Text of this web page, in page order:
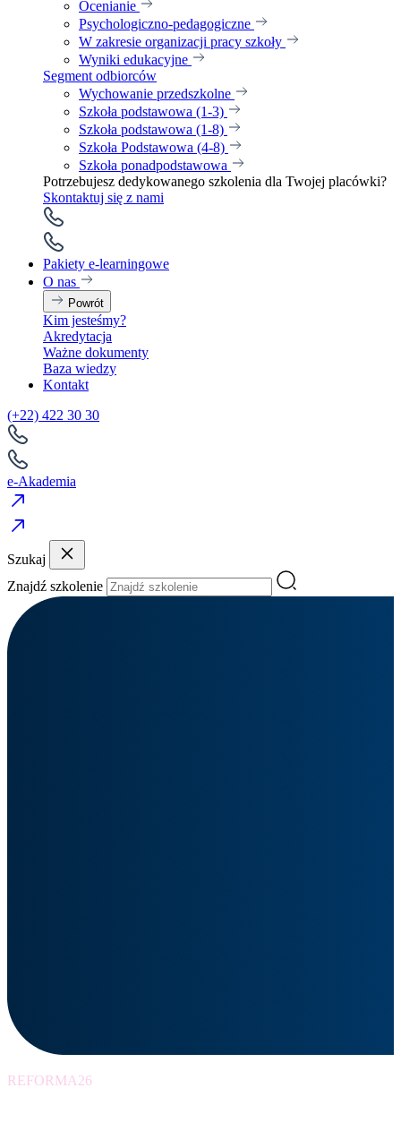
Ocenianie
Psychologiczno-pedagogiczne
W zakresie organizacji pracy szkoły
Wyniki edukacyjne
Segment odbiorców
Wychowanie przedszkolne
Szkoła podstawowa (1-3)
Szkoła podstawowa (1-8)
Szkoła Podstawowa (4-8)
Szkoła ponadpodstawowa
Potrzebujesz dedykowanego szkolenia dla Twojej placówki?
Skontaktuj się z nami
Pakiety e-learningowe
O nas
Powrót
Kim jesteśmy?
Akredytacja
Ważne dokumenty
Baza wiedzy
Kontakt
(+22) 422 30 30
e-Akademia
Szukaj
Znajdź szkolenie
REFORMA26